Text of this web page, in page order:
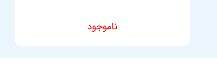
ناموجود